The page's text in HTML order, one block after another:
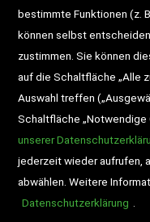
Newsletter
bestimmte Funktionen (z.
können selbst
zustimmen. Sie können
auf die Schaltfläche „Alle
Auswahl treffen
Schaltfläche „Notwendige
unserer
jederzeit wieder aufrufen,
abwählen. Weitere
Datenschutzerklärung